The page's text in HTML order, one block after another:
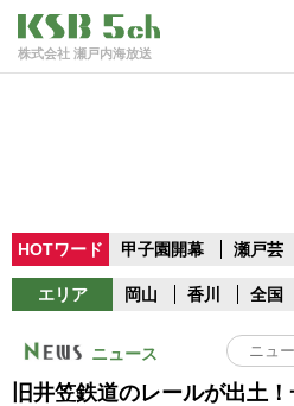
株式会社 瀬戸内海放送
HOTワード 甲子園開幕 瀬戸芸
エリア 岡山 香川 全国
ニュース
旧井笠鉄道のレールが出土